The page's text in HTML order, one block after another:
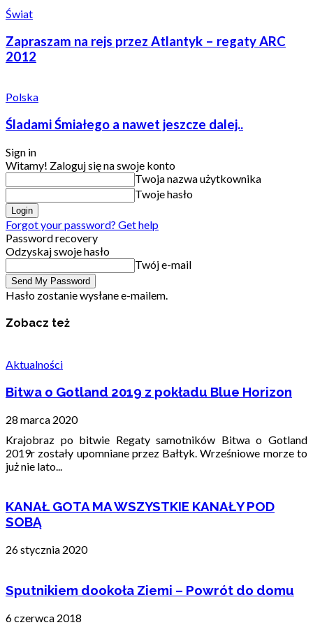
Świat
Zapraszam na rejs przez Atlantyk – regaty ARC
2012
Polska
Śladami Śmiałego a nawet jeszcze dalej..
Sign in
Witamy! Zaloguj się na swoje konto
Twoja nazwa użytkownika
Twoje hasło
Forgot your password? Get help
Password recovery
Odzyskaj swoje hasło
Twój e-mail
Hasło zostanie wysłane e-mailem.
Zobacz też
Aktualności
Bitwa o Gotland 2019 z pokładu Blue Horizon
28 marca 2020
Krajobraz po bitwie Regaty samotników Bitwa o Gotland
2019r zostały upomniane przez Bałtyk. Wrześniowe morze to
już nie lato...
KANAŁ GOTA MA WSZYSTKIE KANAŁY POD
SOBĄ
26 stycznia 2020
Sputnikiem dookoła Ziemi – Powrót do domu
6 czerwca 2018